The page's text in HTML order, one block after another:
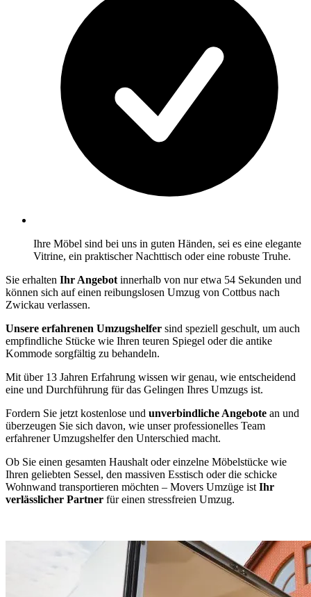
Ihre Möbel sind bei uns in guten Händen, sei es eine elegante
Vitrine, ein praktischer Nachttisch oder eine robuste Truhe.
Sie erhalten Ihr Angebot innerhalb von nur etwa 54 Sekunden und
können sich auf einen reibungslosen Umzug von Cottbus nach
Zwickau verlassen.
Unsere erfahrenen Umzugshelfer sind speziell geschult, um auch
empfindliche Stücke wie Ihren teuren Spiegel oder die antike
Kommode sorgfältig zu behandeln.
Mit über 13 Jahren Erfahrung wissen wir genau, wie entscheidend
eine und Durchführung für das Gelingen Ihres Umzugs ist.
Fordern Sie jetzt kostenlose und unverbindliche Angebote an und
überzeugen Sie sich davon, wie unser professionelles Team
erfahrener Umzugshelfer den Unterschied macht.
Ob Sie einen gesamten Haushalt oder einzelne Möbelstücke wie
Ihren geliebten Sessel, den massiven Esstisch oder die schicke
Wohnwand transportieren möchten – Movers Umzüge ist Ihr
verlässlicher Partner für einen stressfreien Umzug.